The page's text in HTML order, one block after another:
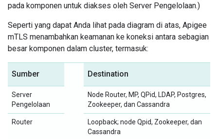
pada komponen untuk diakses oleh Server Pengelolaan.)
Seperti yang dapat Anda lihat pada diagram di atas, Apigee
mTLS menambahkan keamanan ke koneksi antara sebagian
besar komponen dalam cluster, termasuk:
Sumber Destination
Server
Pengelolaan
Node Router, MP, QPid, LDAP, Postgres,
Zookeeper, dan Cassandra
Router
Loopback; node Qpid, Zookeeper, dan
Cassandra